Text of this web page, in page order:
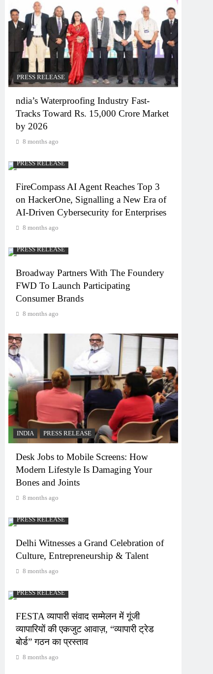
PRESS RELEASE
ndia’s Waterproofing Industry Fast-
Tracks Toward Rs. 15,000 Crore Market
by 2026
8 months ago
PRESS RELEASE
FireCompass AI Agent Reaches Top 3
on HackerOne, Signalling a New Era of
AI-Driven Cybersecurity for Enterprises
8 months ago
PRESS RELEASE
Broadway Partners With The Foundery
FWD To Launch Participating
Consumer Brands
8 months ago
INDIA PRESS RELEASE
Desk Jobs to Mobile Screens: How
Modern Lifestyle Is Damaging Your
Bones and Joints
8 months ago
PRESS RELEASE
Delhi Witnesses a Grand Celebration of
Culture, Entrepreneurship & Talent
8 months ago
PRESS RELEASE
FESTA व्यापारी संवाद सम्मेलन में गूंजी
व्यापारियों की एकजुट आवाज़, “व्यापारी ट्रेड
बोर्ड” गठन का प्रस्ताव
8 months ago